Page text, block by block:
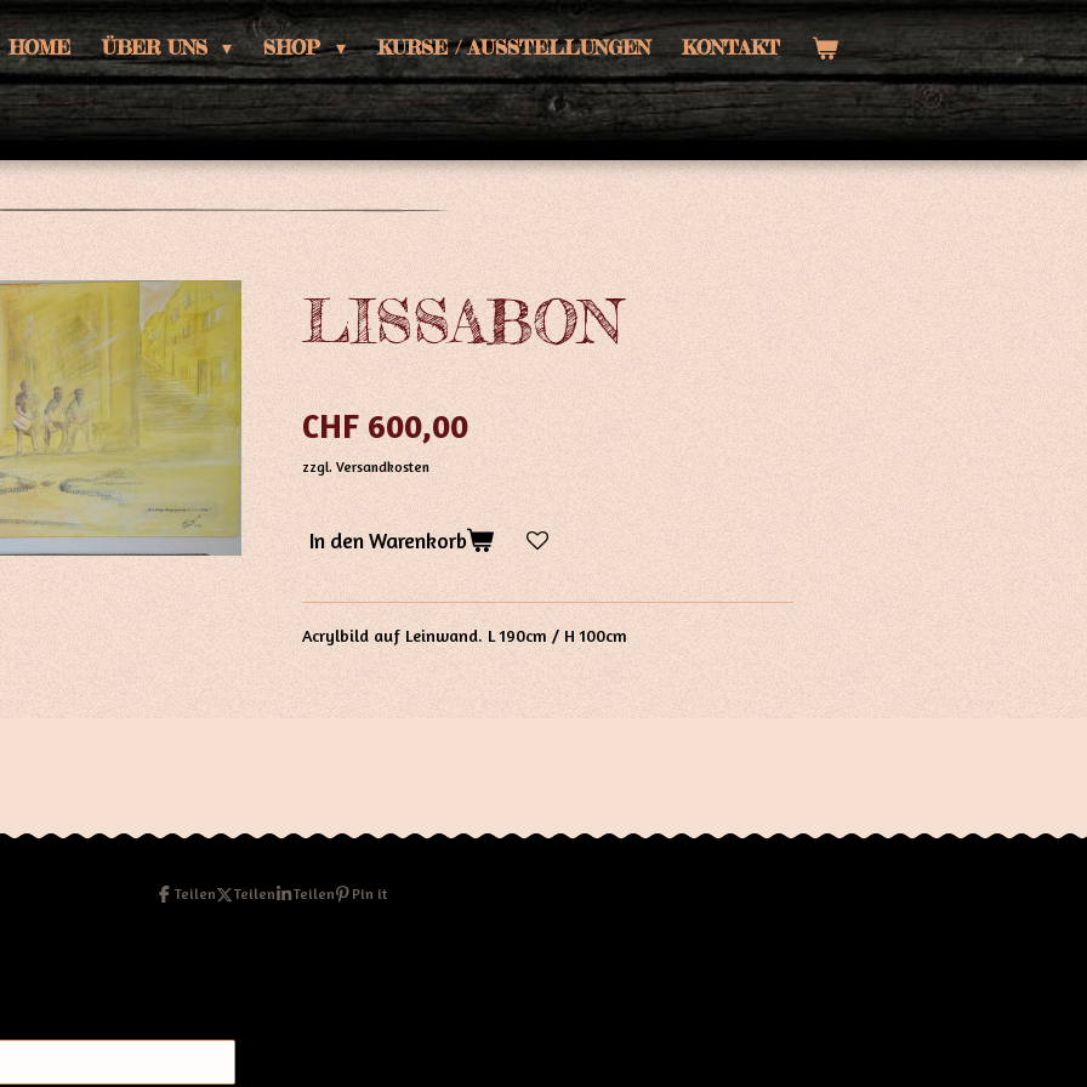
HOME ÜBER UNS SHOP KURSE / AUSSTELLUNGEN KONTAKT
LISSABON
CHF 600,00
zzgl. Versandkosten
In den Warenkorb
Acrylbild auf Leinwand. L 190cm / H 100cm
Teilen Teilen Teilen Pin it